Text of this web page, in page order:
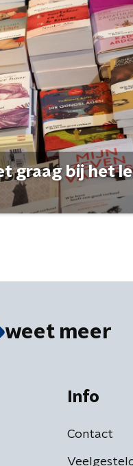
graag bij het
weet meer
Info
Contact